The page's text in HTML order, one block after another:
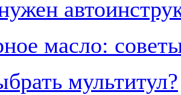
масло:
мультитул?